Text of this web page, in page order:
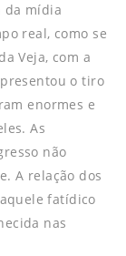
da mídia
real, como se
Veja, com a
o tiro
enormes e
As
não
A relação dos
fatídico
nas